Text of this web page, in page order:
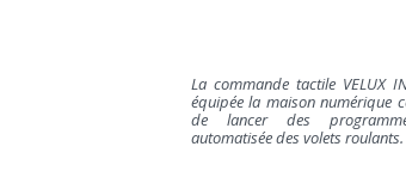
La commande tactile VELUX
équipée la maison numérique
de lancer des
automatisée des volets roulants.